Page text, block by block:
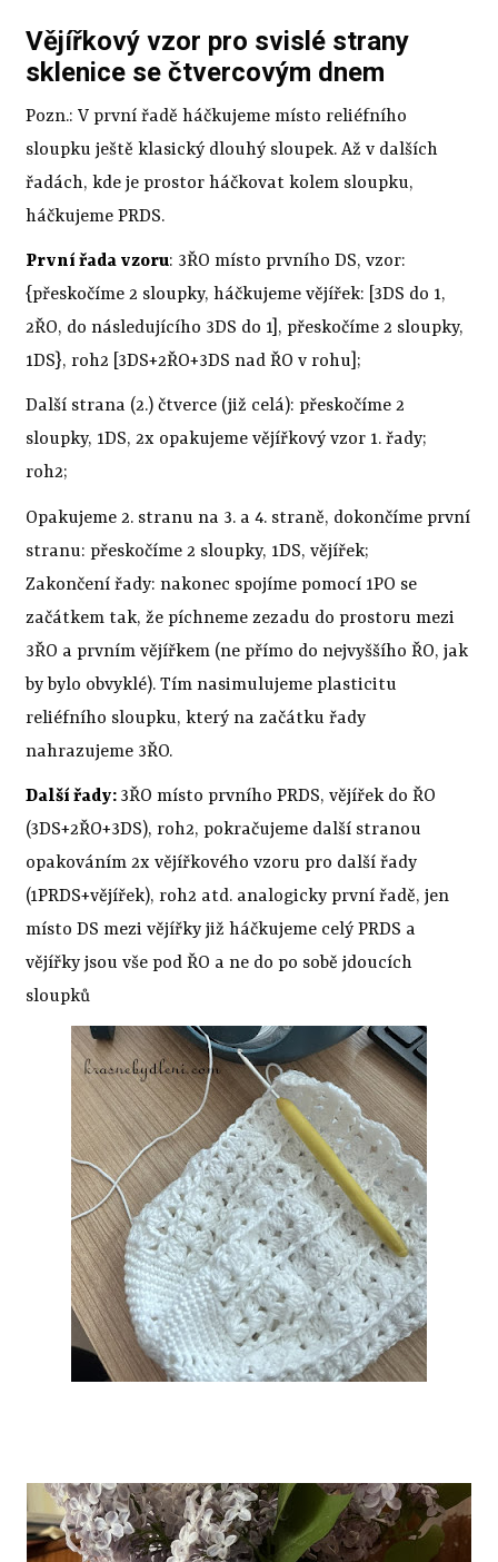
Vějířkový vzor pro svislé strany
sklenice se čtvercovým dnem
Pozn.: V první řadě háčkujeme místo reliéfního
sloupku ještě klasický dlouhý sloupek. Až v dalších
řadách, kde je prostor háčkovat kolem sloupku,
háčkujeme PRDS.
První řada vzoru: 3ŘO místo prvního DS, vzor:
{přeskočíme 2 sloupky, háčkujeme vějířek: [3DS do 1,
2ŘO, do následujícího 3DS do 1], přeskočíme 2 sloupky,
1DS}, roh2 [3DS+2ŘO+3DS nad ŘO v rohu];
Další strana (2.) čtverce (již celá): přeskočíme 2
sloupky, 1DS, 2x opakujeme vějířkový vzor 1. řady;
roh2;
Opakujeme 2. stranu na 3. a 4. straně, dokončíme první
stranu: přeskočíme 2 sloupky, 1DS, vějířek;
Zakončení řady: nakonec spojíme pomocí 1PO se
začátkem tak, že píchneme zezadu do prostoru mezi
3ŘO a prvním vějířkem (ne přímo do nejvyššího ŘO, jak
by bylo obvyklé). Tím nasimulujeme plasticitu
reliéfního sloupku, který na začátku řady
nahrazujeme 3ŘO.
Další řady: 3ŘO místo prvního PRDS, vějířek do ŘO
(3DS+2ŘO+3DS), roh2, pokračujeme další stranou
opakováním 2x vějířkového vzoru pro další řady
(1PRDS+vějířek), roh2 atd. analogicky první řadě, jen
místo DS mezi vějířky již háčkujeme celý PRDS a
vějířky jsou vše pod ŘO a ne do po sobě jdoucích
sloupků